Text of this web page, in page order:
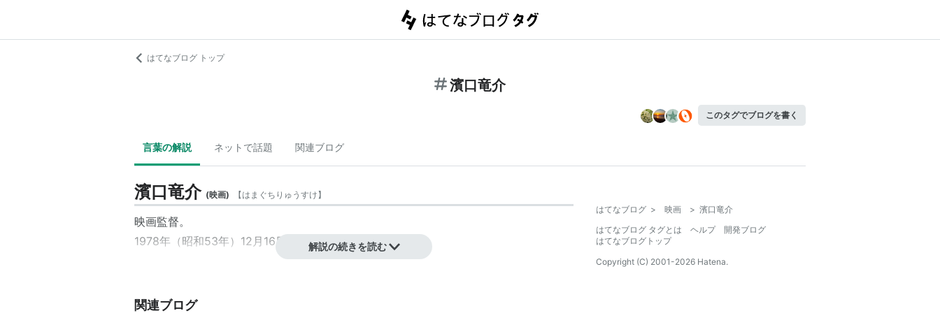
はてなブログ トップ
濱口竜介
このタグでブログを書く
言葉の解説 ネットで話題 関連ブログ
濱口竜介 (映画) 【はまぐちりゅうすけ】
映画監督。
1978年（昭和53年）12月16日、生まれ。解説の続きを読む
関連ブログ
はてなブログ > 映画 > 濱口竜介
はてなブログ タグとは
ヘルプ
開発ブログ
はてなブログトップ
Copyright (C) 2001-2026 Hatena.